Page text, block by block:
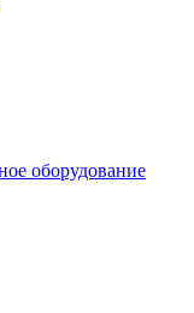
оборудование